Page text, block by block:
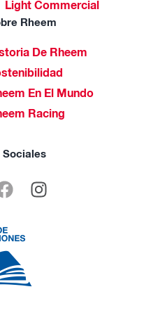
Light Commercial
Rheem
De Rheem
En El Mundo
Racing
Sociales